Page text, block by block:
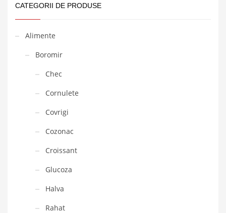
CATEGORII DE PRODUSE
Alimente
Boromir
Chec
Cornulete
Covrigi
Cozonac
Croissant
Glucoza
Halva
Rahat